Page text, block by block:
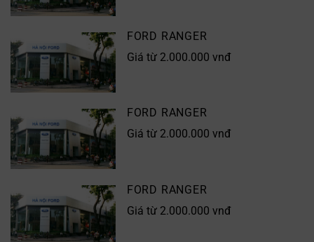
FORD RANGER
Giá từ 2.000.000 vnđ
FORD RANGER
Giá từ 2.000.000 vnđ
FORD RANGER
Giá từ 2.000.000 vnđ